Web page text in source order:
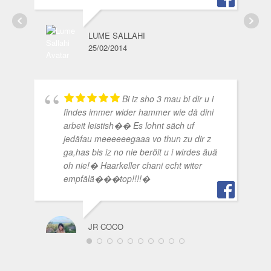
LUME SALLAHI
25/02/2014
Bi iz sho 3 mau bi dir u i
findes immer wider hammer wie dä dini
arbeit leistish�� Es lohnt säch uf
jedäfau meeeeeegaaa vo thun zu dir z
ga,has bis iz no nie beröit u i wirdes äuä
oh nie!� Haarkeller chani echt witer
empfälä���top!!!!�
JR COCO
09/05/2017